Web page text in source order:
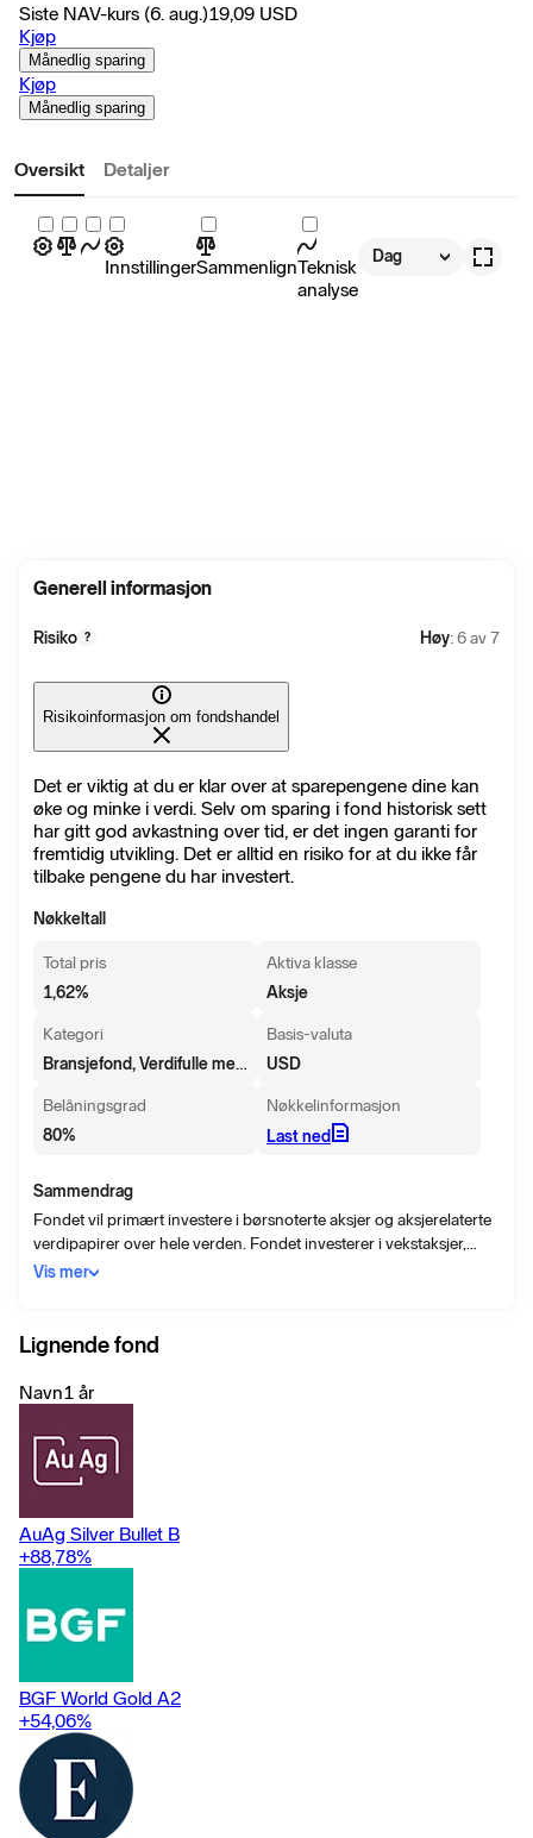
Siste NAV-kurs (6. aug.)19,09 USD
Kjøp
Månedlig sparing
Kjøp
Månedlig sparing
Oversikt Detaljer
InnstillingerSammenlignTeknisk
analyse
Dag
Generell informasjon
Risiko ? Høy: 6 av 7
Risikoinformasjon om fondshandel
Det er viktig at du er klar over at sparepengene dine kan
øke og minke i verdi. Selv om sparing i fond historisk sett
har gitt god avkastning over tid, er det ingen garanti for
fremtidig utvikling. Det er alltid en risiko for at du ikke får
tilbake pengene du har investert.
Nøkkeltall
Total pris
1,62%
Aktiva klasse
Aksje
Kategori
Bransjefond, Verdifulle metaller
Basis-valuta
USD
Belåningsgrad
80%
Nøkkelinformasjon
Last ned
Sammendrag
Fondet vil primært investere i børsnoterte aksjer og aksjerelaterte
verdipapirer over hele verden. Fondet investerer i vekstaksjer,
herunder konvertible verdipapirer og warrants, både på
Østerrike, Belgia, Danmark, Finland, Frankrike, Tyskland, Italia,
Nederland, Norge, Spania, Sverige og Sveits; Storbritannia og
Irland; Asia: Hong Kong, Japan, Malaysia, Singapore og Australia.
Vis mer
Lignende fond
Navn1 år
AuAg Silver Bullet B
+88,78%
BGF World Gold A2
+54,06%